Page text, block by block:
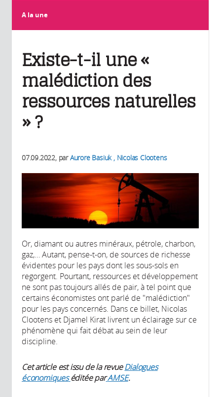
A la une
Existe-t-il une «
malédiction des
ressources naturelles
» ?
07.09.2022, parAurore Basiuk , Nicolas Clootens
Or, diamant ou autres minéraux, pétrole, charbon,
gaz,… Autant, pense-t-on, de sources de richesse
évidentes pour les pays dont les sous-sols en
regorgent. Pourtant, ressources et développement
ne sont pas toujours allés de pair, à tel point que
certains économistes ont parlé de "malédiction"
pour les pays concernés. Dans ce billet, Nicolas
Clootens et Djamel Kirat livrent un éclairage sur ce
phénomène qui fait débat au sein de leur
discipline.
Cet article est issu de la revueDialogues
économiques éditée parAMSE.